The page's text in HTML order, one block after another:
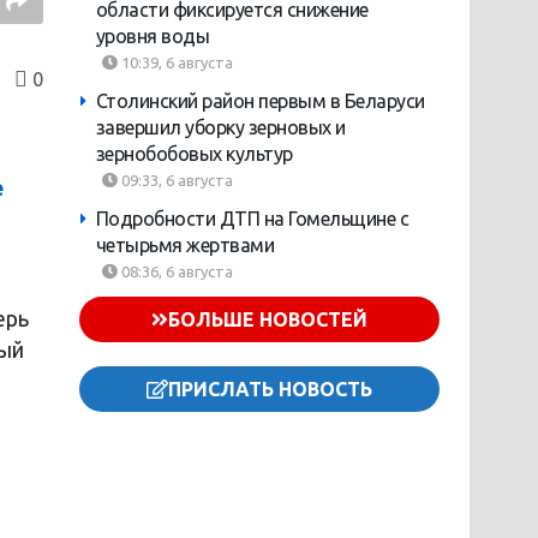
0
области фиксируется снижение
уровня воды
10:39, 6 августа
Столинский район первым в Беларуси
завершил уборку зерновых и
зернобобовых культур
09:33, 6 августа
Подробности ДТП на Гомельщине с
четырьмя жертвами
08:36, 6 августа
БОЛЬШЕ НОВОСТЕЙ
ПРИСЛАТЬ НОВОСТЬ